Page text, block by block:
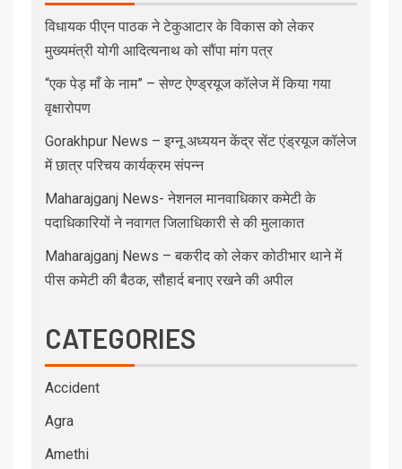
विधायक पीएन पाठक ने टेकुआटार के विकास को लेकर
मुख्यमंत्री योगी आदित्यनाथ को सौंपा मांग पत्र
“एक पेड़ माँ के नाम” – सेण्ट ऐण्ड्रयूज कॉलेज में किया गया
वृक्षारोपण
Gorakhpur News – इग्नू अध्ययन केंद्र सेंट एंड्रयूज कॉलेज
में छात्र परिचय कार्यक्रम संपन्न
Maharajganj News- नेशनल मानवाधिकार कमेटी के
पदाधिकारियों ने नवागत जिलाधिकारी से की मुलाकात
Maharajganj News – बकरीद को लेकर कोठीभार थाने में
पीस कमेटी की बैठक, सौहार्द बनाए रखने की अपील
CATEGORIES
Accident
Agra
Amethi